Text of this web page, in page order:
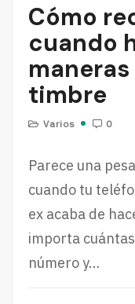
Cómo
cuando
timbre
Varios 0
Parece una
cuando tu
ex acaba de
importa
número y…